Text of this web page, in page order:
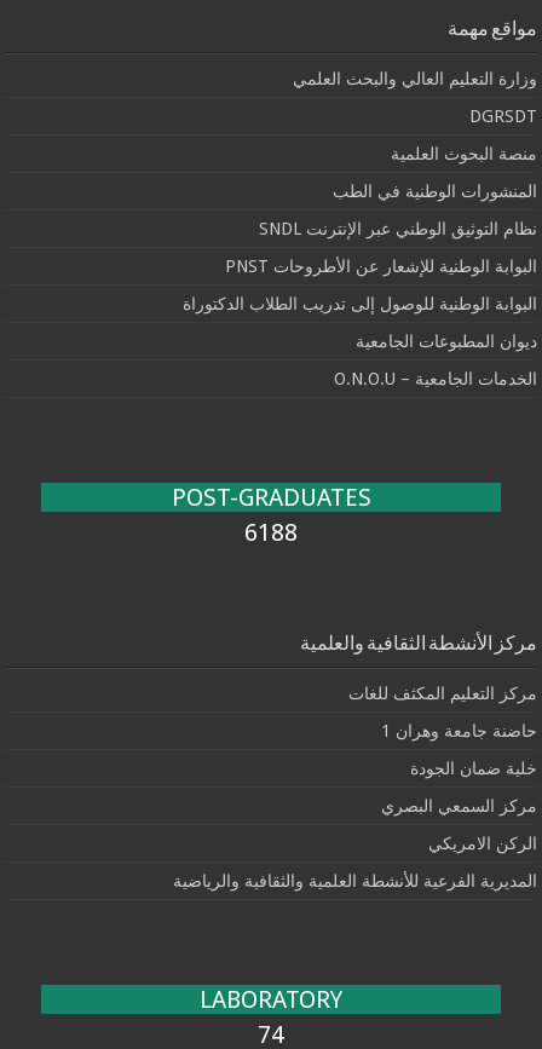
مواقع مهمة
وزارة التعليم العالي والبحث العلمي
DGRSDT
منصة البحوث العلمية
المنشورات الوطنية في الطب
نظام التوثيق الوطني عبر الإنترنت SNDL
البوابة الوطنية للإشعار عن الأطروحات PNST
البوابة الوطنية للوصول إلى تدريب الطلاب الدكتوراة
ديوان المطبوعات الجامعية
الخدمات الجامعية – O.N.O.U
POST-GRADUATES
6188
مركز الأنشطة الثقافية والعلمية
مركز التعليم المكثف للغات
حاضنة جامعة وهران 1
خلية ضمان الجودة
مركز السمعي البصري
الركن الامريكي
المديرية الفرعية للأنشطة العلمية والثقافية والرياضية
LABORATORY
74